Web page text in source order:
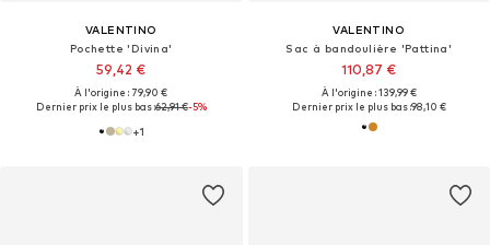
VALENTINO
Pochette 'Divina'
59,42 €
À l'origine : 79,90 €
Dernier prix le plus bas :62,91 €-5%
+1
VALENTINO
Sac à bandoulière 'Pattina'
110,87 €
À l'origine : 139,99 €
Dernier prix le plus bas :98,10 €